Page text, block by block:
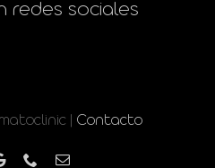
redes sociales
| Contacto
Google PhoneCorreo